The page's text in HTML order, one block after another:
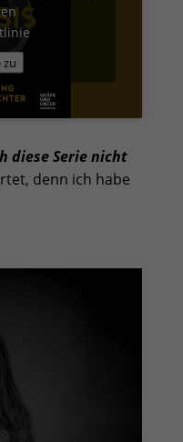
zu
diese Serie nicht
denn ich habe